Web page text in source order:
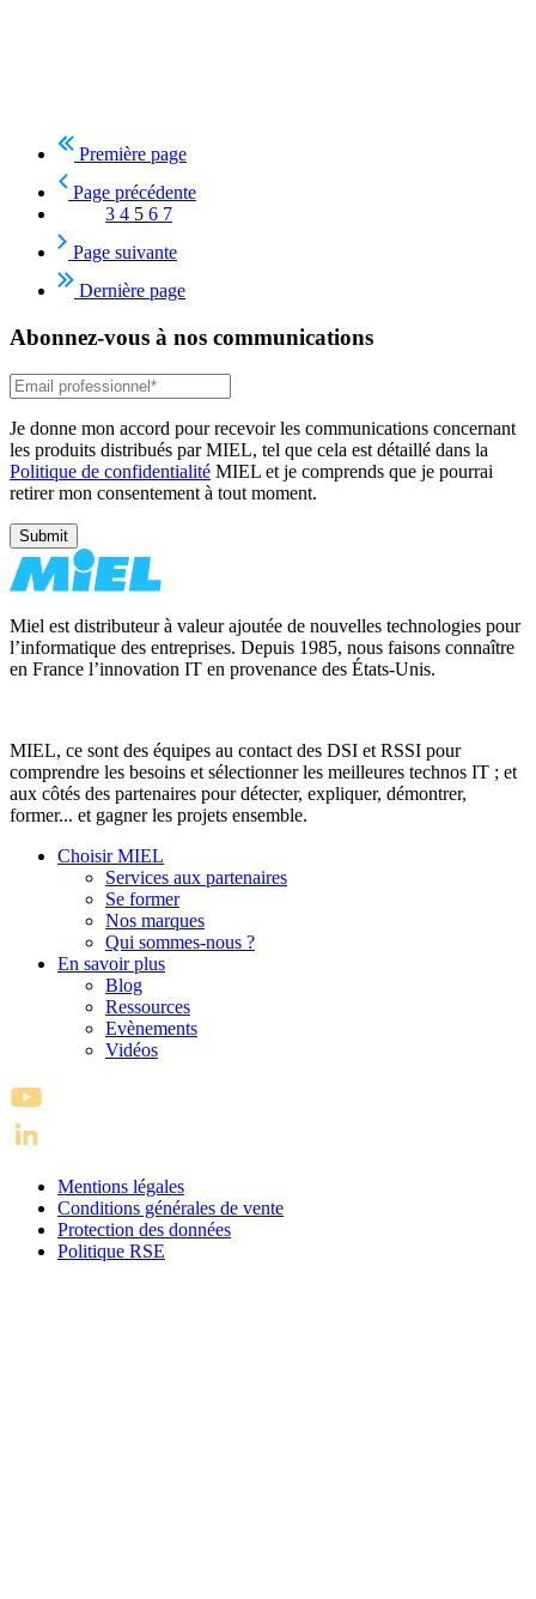
Première page
Page précédente
3 4 5 6 7
Page suivante
Dernière page
Abonnez-vous à nos communications
Je donne mon accord pour recevoir les communications concernant
les produits distribués par MIEL, tel que cela est détaillé dans la
Politique de confidentialité MIEL et je comprends que je pourrai
retirer mon consentement à tout moment.
Miel est distributeur à valeur ajoutée de nouvelles technologies pour
l’informatique des entreprises. Depuis 1985, nous faisons connaître
en France l’innovation IT en provenance des États-Unis.
MIEL, ce sont des équipes au contact des DSI et RSSI pour
comprendre les besoins et sélectionner les meilleures technos IT ; et
aux côtés des partenaires pour détecter, expliquer, démontrer,
former... et gagner les projets ensemble.
Choisir MIEL
Services aux partenaires
Se former
Nos marques
Qui sommes-nous ?
En savoir plus
Blog
Ressources
Evènements
Vidéos
Mentions légales
Conditions générales de vente
Protection des données
Politique RSE